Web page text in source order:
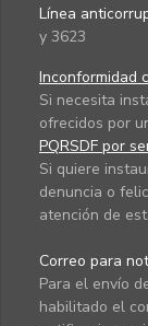
Línea
y 3623
Inconformidad
Si necesita
ofrecidos por
PQRSDF por
Si quiere
denuncia o
atención de
Correo para
Para el envío
habilitado el